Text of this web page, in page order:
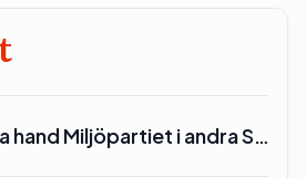
hand Miljöpartiet i andra S…